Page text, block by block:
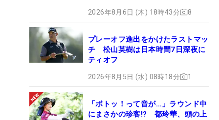
2026年8月6日 (木) 18時43分 8
プレーオフ進出をかけたラストマッ
チ 松山英樹は日本時間7日深夜に
ティオフ
2026年8月5日 (水) 08時18分 1
「ボトッ！って音が…」ラウンド中
にまさかの珍客!? 都玲華、頭の上